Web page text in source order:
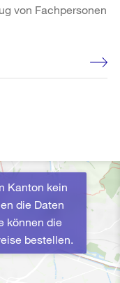
von Fachpersonen
Kanton kein
die Daten
können die
bestellen.